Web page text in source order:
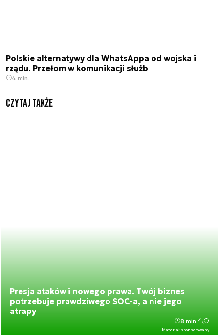
Polskie alternatywy dla WhatsAppa od wojska i
rządu. Przełom w komunikacji służb
4 min.
Czytaj także
Presja ataków i nowego prawa. Twój biznes
potrzebuje prawdziwego SOC-a, a nie jego
atrapy
Materiał sponsorowany
8 min.